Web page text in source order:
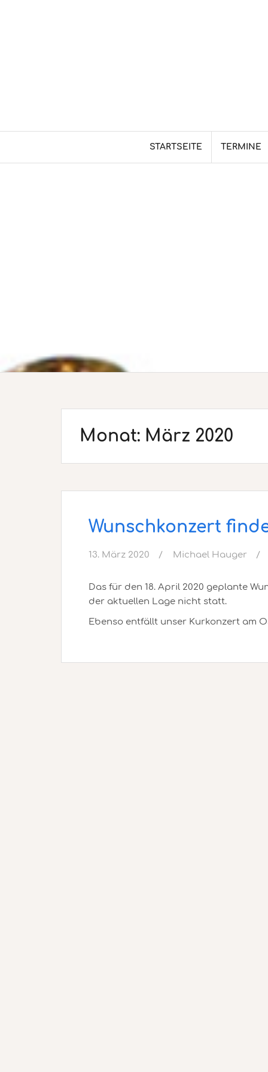
STARTSEITE TERMINE
Monat: März 2020
Wunschkonzert
13. März 2020 Michael Hauger
Das für den 18. April 2020 geplante
der aktuellen Lage nicht statt.
Ebenso entfällt unser Kurkonzert am